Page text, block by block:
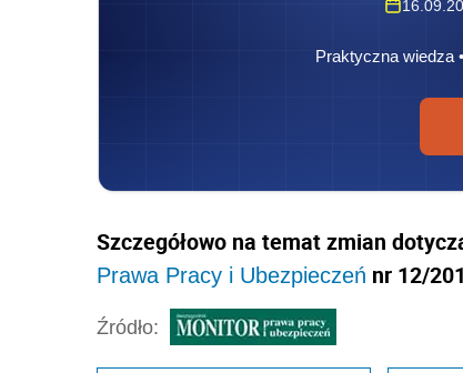
Oceń jakość naszego artykułu
Twoja opinia jest dla nas bardzo ważna